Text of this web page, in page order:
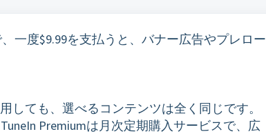
一度$9.99を支払うと、バナー広告やプレロー
しても、選べるコンテンツは全く同じです。
Premiumは月次定期購入サービスで、広